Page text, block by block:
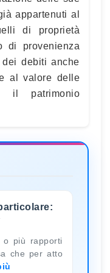
appartenuti al
di proprietà
di provenienza
debiti anche
al valore delle
il patrimonio
o più rapporti
che per atto